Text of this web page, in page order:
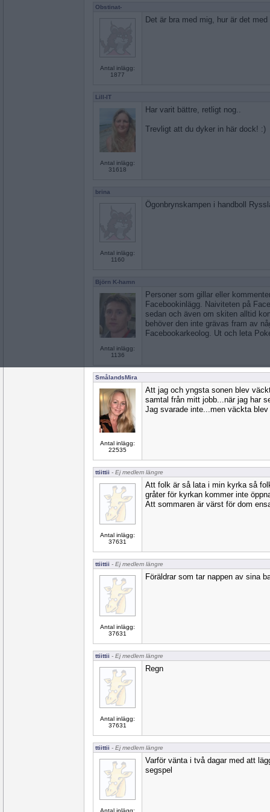
Obstinat-
Antal inlägg:
1877
Det är bra med mig, hur är det med
Lill-IT
Antal inlägg:
31618
Har varit bättre, retligt nog..
Trevligt att du dyker in här dock! :)
brina
Antal inlägg:
1160
Ögonbrynskampen i handboll
Björn K-hamn
Antal inlägg:
1136
Personer som gillar eller
Facebookinlägg. Naiviteten på
sedan och även om skiten alltid
behöver den inte grävas fram av
Facebookarkeolog. Ut och leta
SmålandsMira
Antal inlägg:
22535
Att jag och yngsta sonen blev
samtal från mitt jobb...när jag har
Jag svarade inte...men väckta
ttiittii - Ej medlem längre
Antal inlägg:
37631
Att folk är så lata i min kyrka så
gråter för kyrkan kommer inte
Att sommaren är värst för dom
ttiittii - Ej medlem längre
Antal inlägg:
37631
Föräldrar som tar nappen av sina
ttiittii - Ej medlem längre
Antal inlägg:
37631
Regn
ttiittii - Ej medlem längre
Antal inlägg:
Varför vänta i två dagar med att
segspel